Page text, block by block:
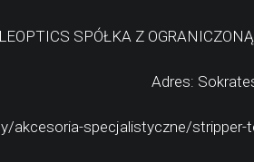
SPÓŁKA Z
Adres:
specjalistyczne/stripper-